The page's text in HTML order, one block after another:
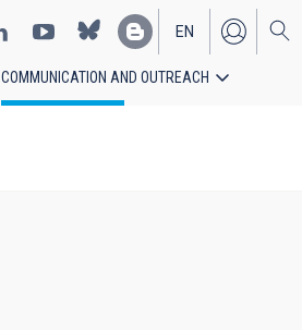
EN
ES
COMMUNICATION AND OUTREACH